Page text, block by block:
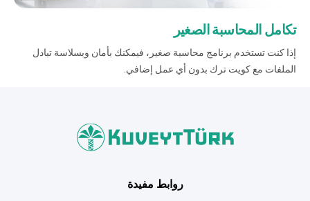
تكامل المحاسبة الصغير
إذا كنت تستخدم برنامج محاسبة صغير، فيمكنك بأمان وبسلاسة تبادل
الملفات مع كويت ترك بدون أي عمل إضافي.
روابط مفيدة